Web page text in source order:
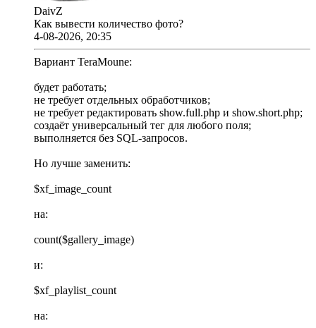
DaivZ
Как вывести количество фото?
4-08-2026, 20:35
Вариант TeraMoune:
будет работать;
не требует отдельных обработчиков;
не требует редактировать show.full.php и show.short.php;
создаёт универсальный тег для любого поля;
выполняется без SQL-запросов.
Но лучше заменить:
$xf_image_count
на:
count($gallery_image)
и:
$xf_playlist_count
на: